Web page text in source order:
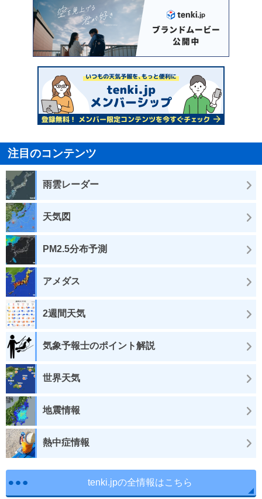
注目のコンテンツ
雨雲レーダー
天気図
PM2.5分布予測
アメダス
2週間天気
気象予報士のポイント解説
世界天気
地震情報
熱中症情報
tenki.jpの全情報はこちら